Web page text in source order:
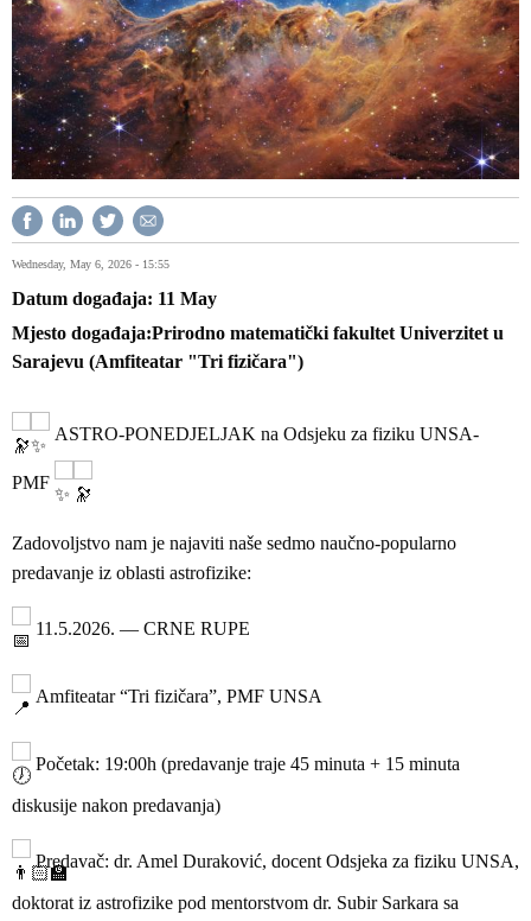
Wednesday, May 6, 2026 - 15:55
Datum događaja 11 May
Mjesto događaja Prirodno matematički fakultet Univerzitet u
Sarajevu (Amfiteatar "Tri fizičara")
ASTRO-PONEDJELJAK na Odsjeku za fiziku UNSA-
PMF
Zadovoljstvo nam je najaviti naše sedmo naučno-popularno
predavanje iz oblasti astrofizike:
11.5.2026. — CRNE RUPE
Amfiteatar “Tri fizičara”, PMF UNSA
Početak: 19:00h (predavanje traje 45 minuta + 15 minuta
diskusije nakon predavanja)
Predavač: dr. Amel Duraković, docent Odsjeka za fiziku UNSA,
doktorat iz astrofizike pod mentorstvom dr. Subir Sarkara sa